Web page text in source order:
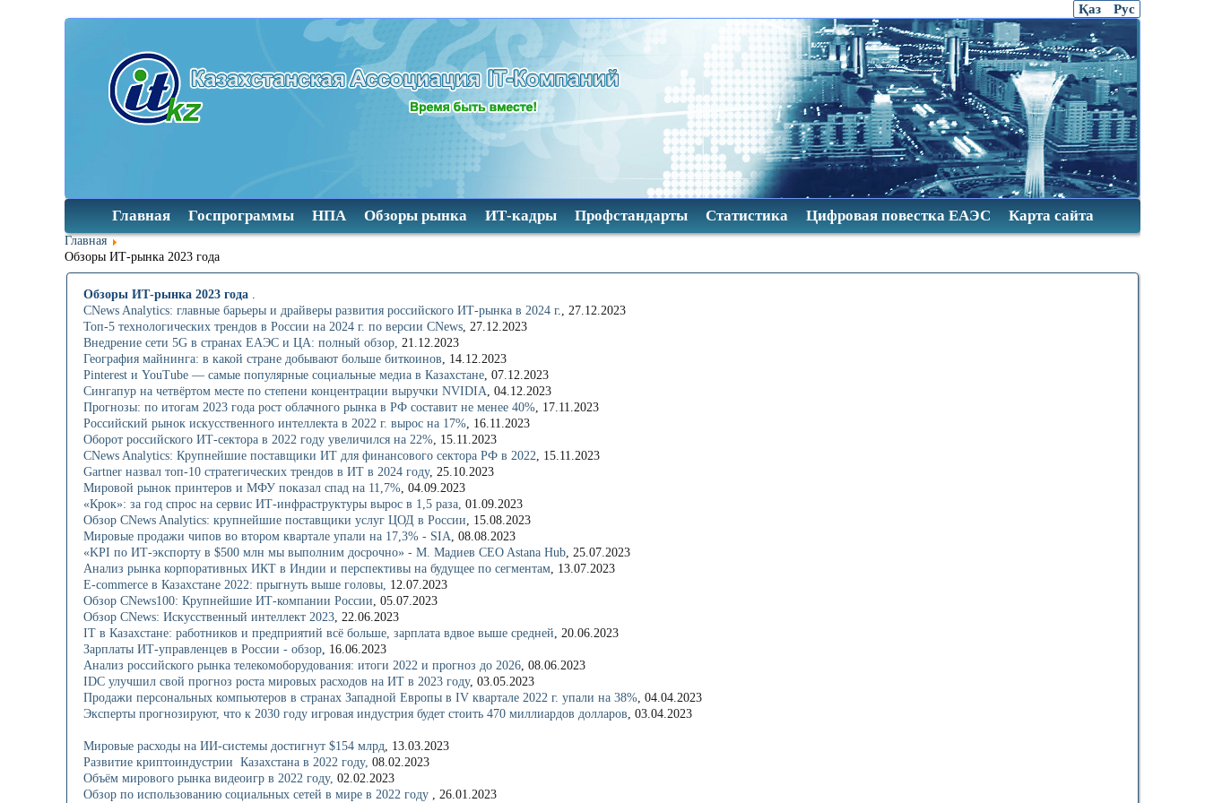
Қаз Рус
Главная Госпрограммы НПА Обзоры рынка ИТ-кадры Профстандарты Статистика Цифровая повестка ЕАЭС Карта сайта
Главная
Обзоры ИТ-рынка 2023 года
Обзоры ИТ-рынка 2023 года .
CNews Analytics: главные барьеры и драйверы развития российского ИТ-рынка в 2024 г., 27.12.2023
Топ-5 технологических трендов в России на 2024 г. по версии CNews, 27.12.2023
Внедрение сети 5G в странах ЕАЭС и ЦА: полный обзор, 21.12.2023
География майнинга: в какой стране добывают больше биткоинов, 14.12.2023
Pinterest и YouTube — самые популярные социальные медиа в Казахстане, 07.12.2023
Сингапур на четвёртом месте по степени концентрации выручки NVIDIA, 04.12.2023
Прогнозы: по итогам 2023 года рост облачного рынка в РФ составит не менее 40%, 17.11.2023
Российский рынок искусственного интеллекта в 2022 г. вырос на 17%, 16.11.2023
Оборот российского ИТ-сектора в 2022 году увеличился на 22%, 15.11.2023
CNews Analytics: Крупнейшие поставщики ИТ для финансового сектора РФ в 2022, 15.11.2023
Gartner назвал топ-10 стратегических трендов в ИТ в 2024 году, 25.10.2023
Мировой рынок принтеров и МФУ показал спад на 11,7%, 04.09.2023
«Крок»: за год спрос на сервис ИТ-инфраструктуры вырос в 1,5 раза, 01.09.2023
Обзор CNews Analytics: крупнейшие поставщики услуг ЦОД в России, 15.08.2023
Мировые продажи чипов во втором квартале упали на 17,3% - SIA, 08.08.2023
«KPI по ИТ-экспорту в $500 млн мы выполним досрочно» - М. Мадиев CEO Astana Hub, 25.07.2023
Анализ рынка корпоративных ИКТ в Индии и перспективы на будущее по сегментам, 13.07.2023
E-commerce в Казахстане 2022: прыгнуть выше головы, 12.07.2023
Обзор CNews100: Крупнейшие ИТ-компании России, 05.07.2023
Обзор CNews: Искусственный интеллект 2023, 22.06.2023
IT в Казахстане: работников и предприятий всё больше, зарплата вдвое выше средней, 20.06.2023
Зарплаты ИТ-управленцев в России - обзор, 16.06.2023
Анализ российского рынка телекомоборудования: итоги 2022 и прогноз до 2026, 08.06.2023
IDC улучшил свой прогноз роста мировых расходов на ИТ в 2023 году, 03.05.2023
Продажи персональных компьютеров в странах Западной Европы в IV квартале 2022 г. упали на 38%, 04.04.2023
Эксперты прогнозируют, что к 2030 году игровая индустрия будет стоить 470 миллиардов долларов, 03.04.2023
Мировые расходы на ИИ-системы достигнут $154 млрд, 13.03.2023
Развитие криптоиндустрии Казахстана в 2022 году, 08.02.2023
Объём мирового рынка видеоигр в 2022 году, 02.02.2023
Обзор по использованию социальных сетей в мире в 2022 году , 26.01.2023